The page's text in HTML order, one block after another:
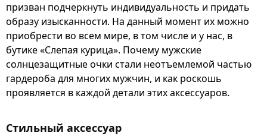
призван подчеркнуть индивидуальность и придать
образу изысканности. На данный момент их можно
приобрести во всем мире, в том числе и у нас, в
бутике «Слепая курица». Почему мужские
солнцезащитные очки стали неотъемлемой частью
гардероба для многих мужчин, и как роскошь
проявляется в каждой детали этих аксессуаров.
Стильный аксессуар